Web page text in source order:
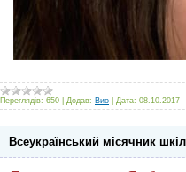
Переглядів: 650 Додав: Вио Дата: 08.10.2017
Всеукраїнський місячник